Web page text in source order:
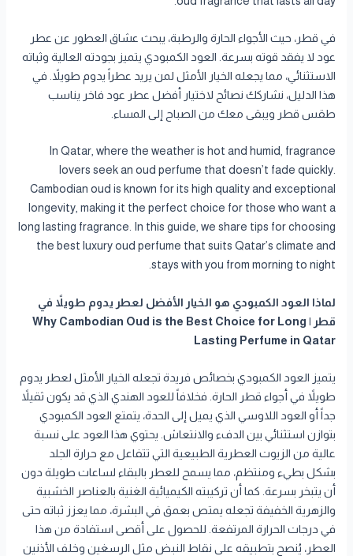
في قطر، حيث الأجواء الحارة والرطبة، يبحث عشاق العطور عن عطر
عود لا يفقد قوته بسرعة. العود الكمبودي يتميز بجودته العالية وثباته
الاستثنائي، مما يجعله الخيار الأمثل لمن يريد عطراً يدوم طويلاً. في
هذا الدليل، نشاركك نصائح لاختيار أفضل عطر عود فاخر يناسب
طقس قطر ويبقى معك من الصباح إلى المساء.
In Qatar, where the weather is hot and humid, fragrance
lovers seek an oud perfume that doesn’t fade quickly.
Cambodian oud is known for its high quality and exceptional
longevity, making it the perfect choice for those who want a
long lasting fragrance. In this guide, we share tips for choosing
the best luxury oud perfume that suits Qatar’s climate and
stays with you from morning to night.
لماذا العود الكمبودي هو الخيار الأفضل لعطر يدوم طويلاً في
قطر | Why Cambodian Oud is the Best Choice for Long
Lasting Perfume in Qatar
يتميز العود الكمبودي بخصائص فريدة تجعله الخيار الأمثل لعطر يدوم
طويلاً في أجواء قطر الحارة. فخلافاً للعود الهندي الذي قد يكون ثقيلاً
جداً أو العود اللاوسي الذي يميل إلى الحدة، يتمتع العود الكمبودي
بتوازن استثنائي بين الدفء والانتعاش. يحتوي هذا العود على نسبة
عالية من الزيوت العطرية الطبيعية التي تتفاعل مع حرارة الجلد
بشكل بطيء ومنتظم، مما يسمح للعطر بالبقاء لساعات طويلة دون
أن يتبخر بسرعة. كما أن تركيبته الكيميائية الغنية بالعناصر الخشبية
والزهرية الخفيفة تجعله يمتص بعمق في البشرة، مما يعزز ثباته حتى
في درجات الحرارة المرتفعة. للحصول على أقصى استفادة من هذا
العطر، يُنصح بتطبيقه على نقاط النبض مثل الرسغين وخلف الأذنين